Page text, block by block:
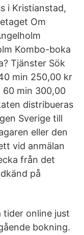
i Kristianstad,
Om
Kombo-boka
Tjänster Sök
min 250,00 kr
60 min 300,00
distribueras
Sverige till
eller den
vid anmälan
från det
på
tider online just
bokning.